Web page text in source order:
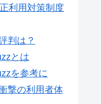
利用対策制度
判は？
とは
を参考に
撃の利用者体